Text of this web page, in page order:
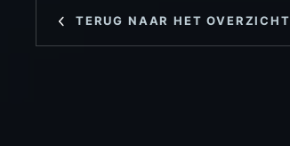
TERUG NAAR HET OVERZICHT